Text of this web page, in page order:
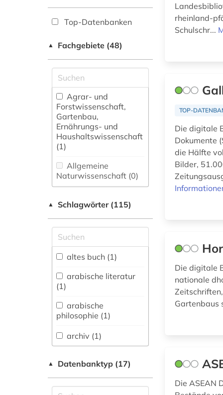
Top-Datenbanken
▲ Fachgebiete (48)
Agrar- und
Forstwissenschaft,
Gartenbau,
Ernährungs- und
Haushaltswissenschaft
(1)
Allgemeine
Naturwissenschaft (0)
fachübergreifende
Allgemeine und
vergleichende Sprach-
und
Literaturwissenschaft.
Indogermanistik.
Außereuropäische
Literaturen (1)
Anglistik.
Amerikanistik (0)
▲ Schlagwörter (115)
altes buch (1)
arabische literatur
(1)
arabische
philosophie (1)
archiv (1)
literatur (1)
belgien (1)
▲ Datenbanktyp (17)
rheinland-
Schulschr...
TOP-
Die digitale
Dokumente
die Hälfte
Bilder,
Die digitale
nationale
Gartenbaus
Die ASEAN